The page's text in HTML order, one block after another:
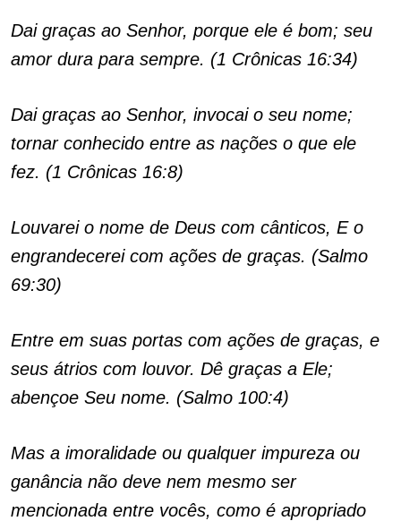
Dai graças ao Senhor, porque ele é bom; seu
amor dura para sempre. (1 Crônicas 16:34)
Dai graças ao Senhor, invocai o seu nome;
tornar conhecido entre as nações o que ele
fez. (1 Crônicas 16:8)
Louvarei o nome de Deus com cânticos, E o
engrandecerei com ações de graças. (Salmo
69:30)
Entre em suas portas com ações de graças, e
seus átrios com louvor. Dê graças a Ele;
abençoe Seu nome. (Salmo 100:4)
Mas a imoralidade ou qualquer impureza ou
ganância não deve nem mesmo ser
mencionada entre vocês, como é apropriado